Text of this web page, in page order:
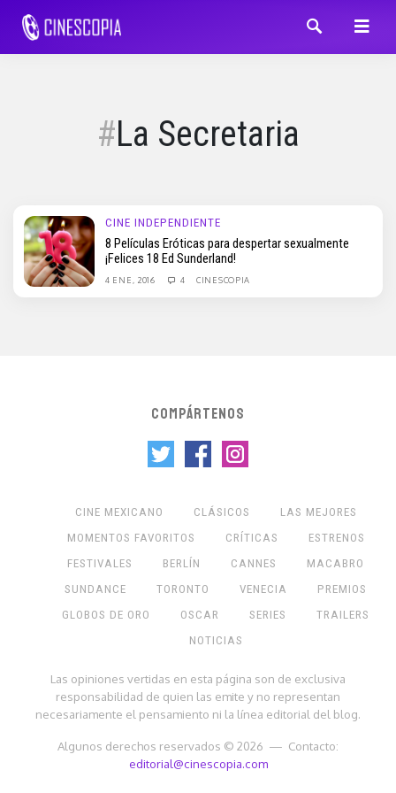
La Secretaria
CINE INDEPENDIENTE
8 Películas Eróticas para despertar sexualmente
¡Felices 18 Ed Sunderland!
4 ENE, 2016 4 CINESCOPIA
COMPÁRTENOS
CINE MEXICANO CLÁSICOS
LAS MEJORES
MOMENTOS FAVORITOS
CRÍTICAS
ESTRENOS
FESTIVALES
BERLÍN CANNES
MACABRO
SUNDANCE
TORONTO VENECIA
PREMIOS
GLOBOS DE ORO
OSCAR SERIES
TRAILERS
NOTICIAS
Las opiniones vertidas en esta página son de exclusiva
responsabilidad de quien las emite y no representan
necesariamente el pensamiento ni la línea editorial del blog.
Algunos derechos reservados © 2026 — Contacto:
editorial@cinescopia.com